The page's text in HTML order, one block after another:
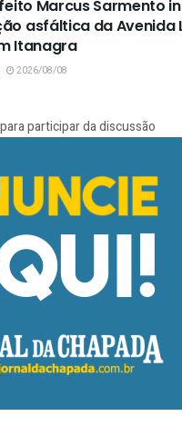
Marcus Sarmento
asfáltica da Avenida
Itanagra
2026/08/08
para participar da discussão